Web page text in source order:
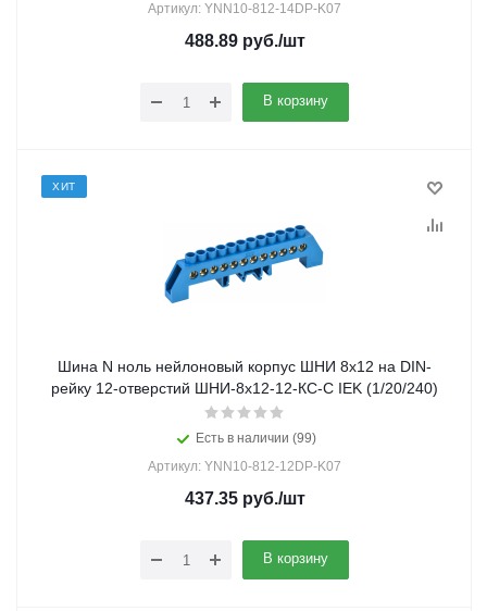
Артикул: YNN10-812-14DP-K07
488.89руб./шт
В корзину
ХИТ
Шина N ноль нейлоновый корпус ШНИ 8х12 на DIN-
рейку 12-отверстий ШНИ-8х12-12-КС-С IEK (1/20/240)
Есть в наличии (99)
Артикул: YNN10-812-12DP-K07
437.35руб./шт
В корзину